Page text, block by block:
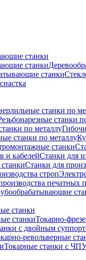
станки
станки
станки
станки по
станки
по металлу
станки по металлу
станки
и кабелейСтанки для
Станки для
строп
печатных
станки
станкиТокарно-
с двойным
револьверные
Токарные станки с